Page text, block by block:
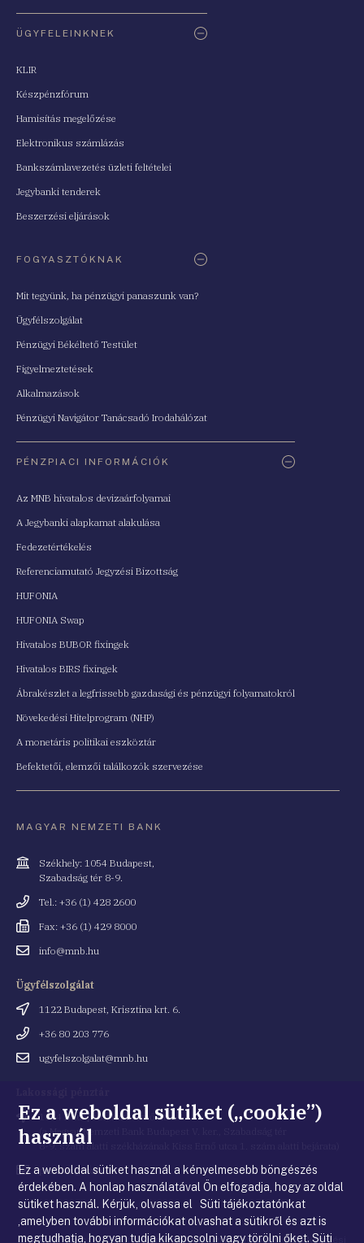
ÜGYFELEINKNEK
KLIR
Készpénzfórum
Hamisítás megelőzése
Elektronikus számlázás
Bankszámlavezetés üzleti feltételei
Jegybanki tenderek
Beszerzési eljárások
FOGYASZTÓKNAK
Mit tegyünk, ha pénzügyi panaszunk van?
Ügyfélszolgálat
Pénzügyi Békéltető Testület
Figyelmeztetések
Alkalmazások
Pénzügyi Navigátor Tanácsadó Irodahálózat
PÉNZPIACI INFORMÁCIÓK
Az MNB hivatalos devizaárfolyamai
A Jegybanki alapkamat alakulása
Fedezetértékelés
Referenciamutató Jegyzési Bizottság
HUFONIA
HUFONIA Swap
Hivatalos BUBOR fixingek
Hivatalos BIRS fixingek
Ábrakészlet a legfrissebb gazdasági és pénzügyi folyamatokról
Növekedési Hitelprogram (NHP)
A monetáris politikai eszköztár
Befektetői, elemzői találkozók szervezése
MAGYAR NEMZETI BANK
Cím
Székhely: 1054 Budapest,
Szabadság tér 8-9.
Telefonszám
Tel.: +36 (1) 428 2600
Fax
Fax: +36 (1) 429 8000
Emailinfo@mnb.hu
Ügyfélszolgálat
Cím
1122 Budapest, Krisztina krt. 6.
Telefonszám
+36 80 203 776
Emailugyfelszolgalat@mnb.hu
Cím 1054 Budapest, Kiss Ernő utca 1.
(a Magyar Nemzeti Bank Budapest V. ker., Szabadság tér
8-9. szám alatti székházának Kiss Ernő utca 1. szám alatti bejárata)
Email
cím
penztar@mnb.hu
© Magyar Nemzeti Bank |Impresszum|Jogi nyilatkozat|Adatkezelési
Ez a weboldal sütiket („cookie”)
használ
Ez a weboldal sütiket használ a kényelmesebb böngészés
érdekében. A honlap használatával Ön elfogadja, hogy az oldal
sütiket használ. Kérjük, olvassa el Süti tájékoztatónkat
,amelyben további információkat olvashat a sütikről és azt is
megtudhatja, hogyan tudja kikapcsolni vagy törölni őket.Süti